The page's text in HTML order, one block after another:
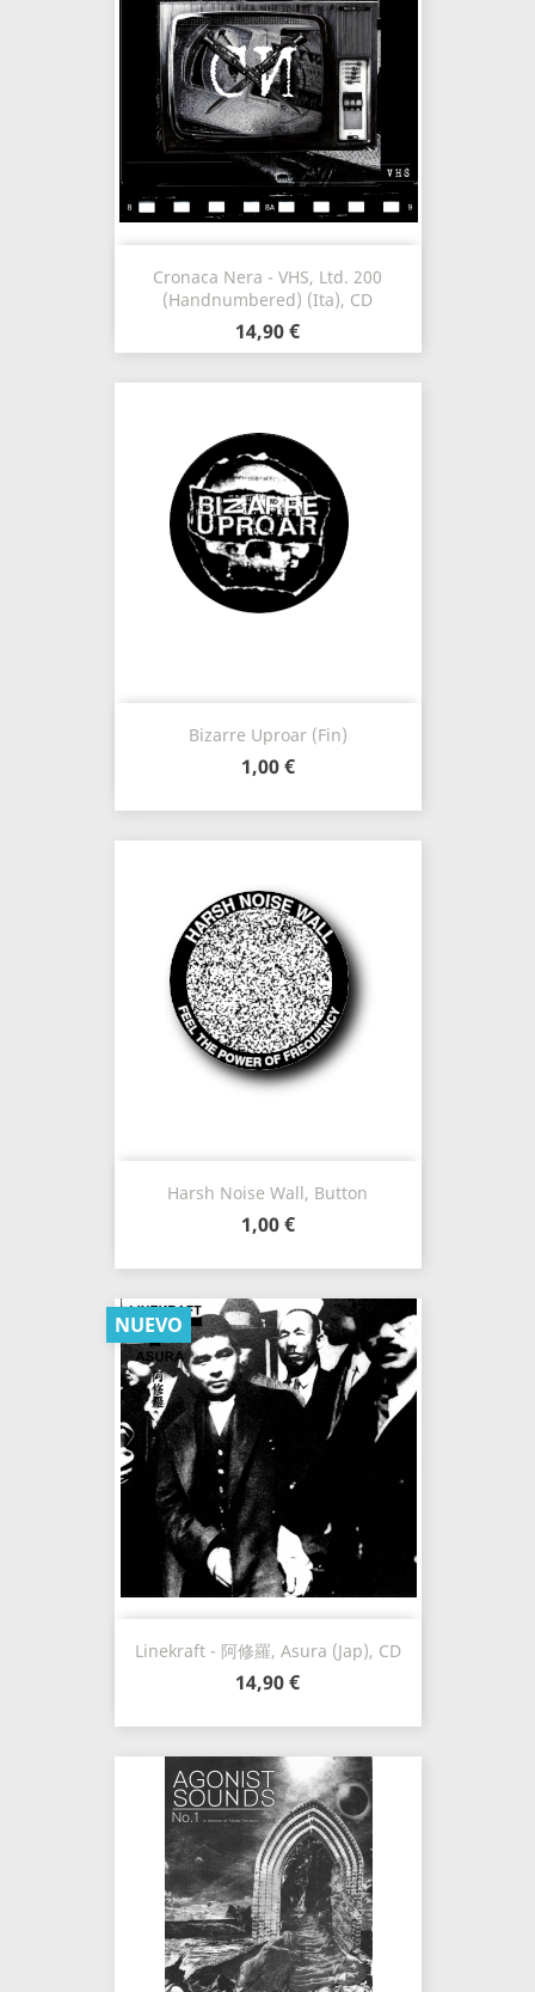
Cronaca Nera - VHS, Ltd. 200
(Handnumbered) (Ita), CD
14,90 €
Bizarre Uproar (Fin)
1,00 €
Harsh Noise Wall, Button
1,00 €
Linekraft - 阿修羅, Asura (Jap), CD
14,90 €
NUEVO